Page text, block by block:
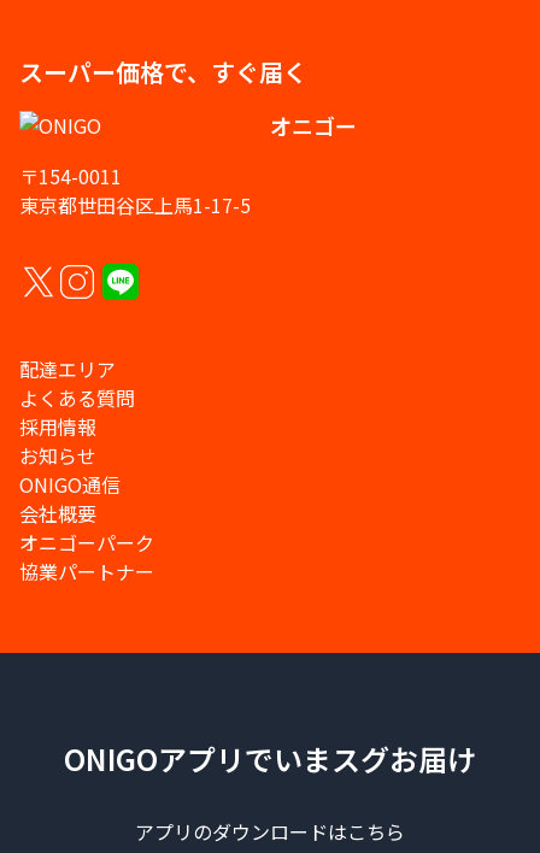
スーパー価格で、すぐ届く
オニゴー
〒154-0011
東京都世田谷区上馬1-17-5
配達エリア
よくある質問
採用情報
お知らせ
ONIGO通信
会社概要
オニゴーパーク
協業パートナー
ONIGOアプリでいまスグお届け
アプリのダウンロードはこちら